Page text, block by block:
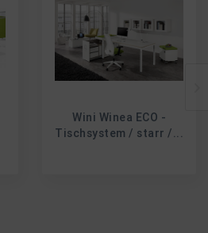
Wini Winea ECO -
Tischsystem / starr /...